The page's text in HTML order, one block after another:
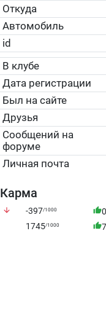
Откуда
Автомобиль
id
В клубе
Дата регистрации
Был на сайте
Друзья
Сообщений на
форуме
Личная почта
Карма
arrow_downward -397/1000 thumb_up0
1745/1000 thumb_up